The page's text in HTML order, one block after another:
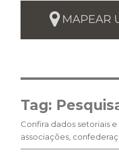
MAPEAR
Tag:
Confira dados setoriais
associações,